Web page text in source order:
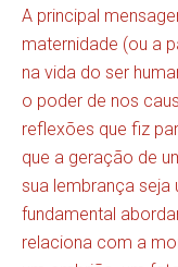
A principal
maternidade (ou a
na vida do ser
o poder de nos
reflexões que fiz
que a geração de
sua lembrança
fundamental
relaciona com a